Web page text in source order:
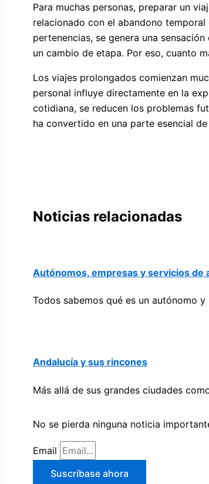
Para muchas personas, preparar un
relacionado con el abandono
pertenencias, se genera una
un cambio de etapa. Por eso, cuanto
Los viajes prolongados comienzan
personal influye directamente en la
cotidiana, se reducen los problemas
ha convertido en una parte esencial
Noticias relacionadas
Autónomos, empresas y servicios de
Todos sabemos qué es un autónomo
Andalucía y sus rincones
Más allá de sus grandes ciudades
No se pierda ninguna noticia
Email
Suscríbase ahora